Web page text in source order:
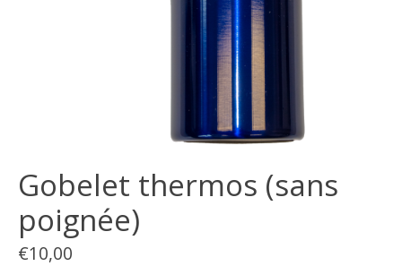
Gobelet thermos (sans
poignée)
€10,00